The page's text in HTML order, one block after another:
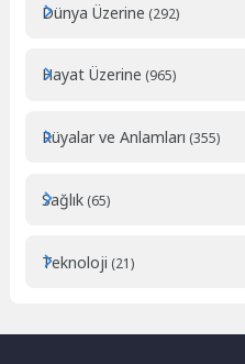
Dünya Üzerine (292)
Hayat Üzerine (965)
Rüyalar ve Anlamları (355)
Sağlık (65)
Teknoloji (21)